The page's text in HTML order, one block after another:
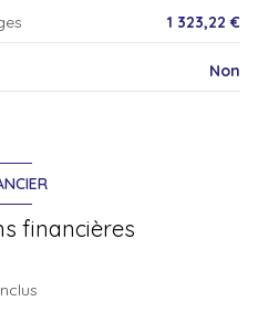
1 323,22 €
Non
financières